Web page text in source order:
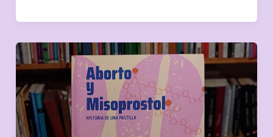
Aborto
y
misoprostol.
Historia
de